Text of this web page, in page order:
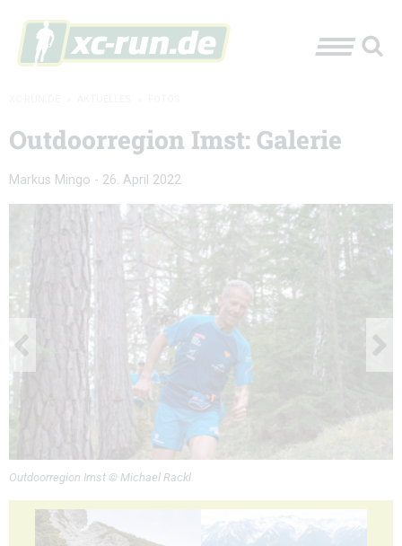
Outdoorregion Imst: Galerie
Markus Mingo - 26. April 2022
Outdoorregion Imst © Michael Rackl